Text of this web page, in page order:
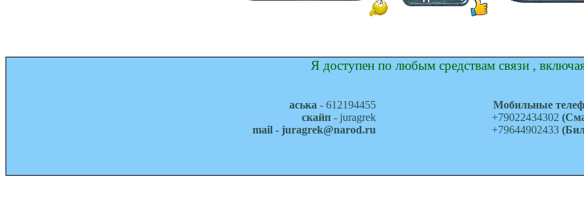
Я доступен по любым средствам связи ,
аська - 612194455
скайп - juragrek
mail - juragrek@narod.ru
Мобильные
+79022434302
+79644902433